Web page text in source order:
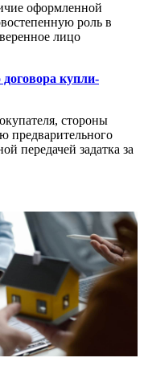
оформленной
роль в
лицо
купли-
стороны
предварительного
передачей задатка за